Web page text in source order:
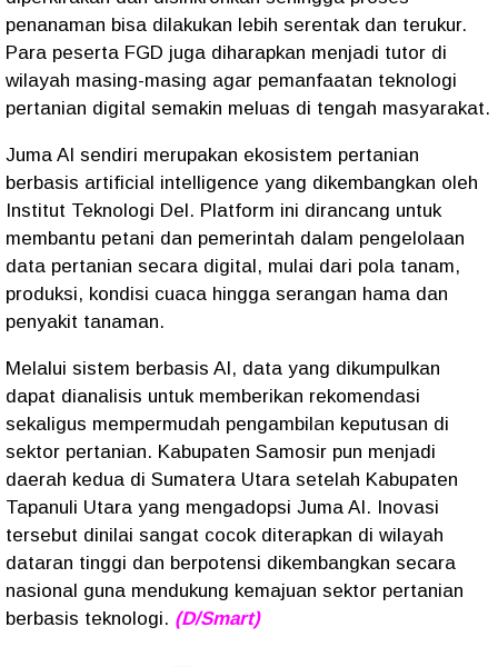
penanaman bisa dilakukan lebih serentak dan terukur.
Para peserta FGD juga diharapkan menjadi tutor di
wilayah masing-masing agar pemanfaatan teknologi
pertanian digital semakin meluas di tengah masyarakat.
Juma AI sendiri merupakan ekosistem pertanian
berbasis artificial intelligence yang dikembangkan oleh
Institut Teknologi Del. Platform ini dirancang untuk
membantu petani dan pemerintah dalam pengelolaan
data pertanian secara digital, mulai dari pola tanam,
produksi, kondisi cuaca hingga serangan hama dan
penyakit tanaman.
Melalui sistem berbasis AI, data yang dikumpulkan
dapat dianalisis untuk memberikan rekomendasi
sekaligus mempermudah pengambilan keputusan di
sektor pertanian. Kabupaten Samosir pun menjadi
daerah kedua di Sumatera Utara setelah Kabupaten
Tapanuli Utara yang mengadopsi Juma AI. Inovasi
tersebut dinilai sangat cocok diterapkan di wilayah
dataran tinggi dan berpotensi dikembangkan secara
nasional guna mendukung kemajuan sektor pertanian
berbasis teknologi. (D/Smart)